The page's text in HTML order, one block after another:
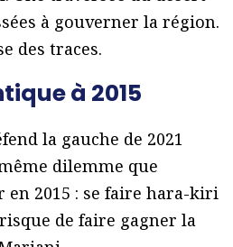
à gouverner la région.
des traces.
à 2015
la gauche de 2021
dilemme que
en 2015 : se faire hara-kiri
de faire gagner la